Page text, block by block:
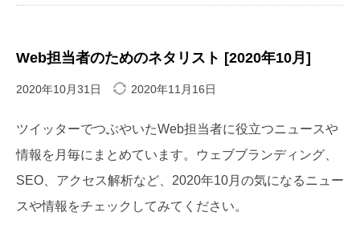
Web担当者のためのネタリスト [2020年10月]
2020年10月31日 2020年11月16日
ツイッターでつぶやいたWeb担当者に役立つニュースや
情報を月毎にまとめています。ウェブブランディング、
SEO、アクセス解析など、2020年10月の気になるニュー
スや情報をチェックしてみてください。